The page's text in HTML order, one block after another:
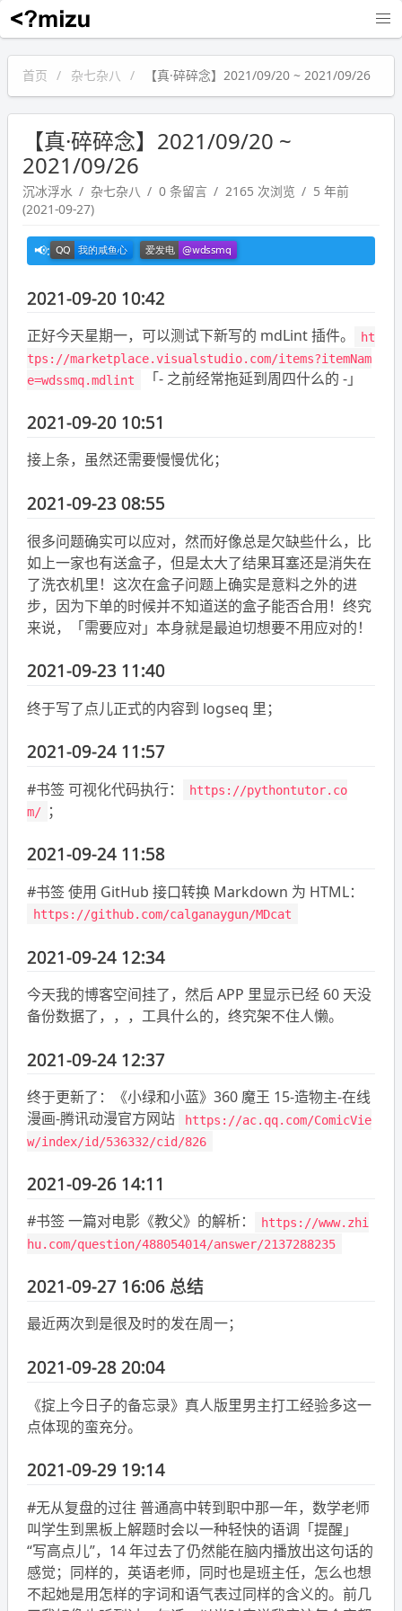
沉冰浮水
首页 杂七杂八 【真·碎碎念】2021/09/20 ~ 2021/09/26
【真·碎碎念】2021/09/20 ~
2021/09/26
沉冰浮水 杂七杂八 0 条留言 2165 次浏览
5 年前
(2021-09-27)
2021-09-20 10:42
正好今天星期一，可以测试下新写的 mdLint 插件。
ht
tps://marketplace.visualstudio.com/items?itemNam
e=wdssmq.mdlint
「- 之前经常拖延到周四什么的 -」
2021-09-20 10:51
接上条，虽然还需要慢慢优化；
2021-09-23 08:55
很多问题确实可以应对，然而好像总是欠缺些什么，比
如上一家也有送盒子，但是太大了结果耳塞还是消失在
了洗衣机里！这次在盒子问题上确实是意料之外的进
步，因为下单的时候并不知道送的盒子能否合用！终究
来说，「需要应对」本身就是最迫切想要不用应对的！
2021-09-23 11:40
终于写了点儿正式的内容到 logseq 里；
2021-09-24 11:57
#书签 可视化代码执行：
https://pythontutor.co
m/
；
2021-09-24 11:58
#书签 使用 GitHub 接口转换 Markdown 为 HTML：
https://github.com/calganaygun/MDcat
2021-09-24 12:34
今天我的博客空间挂了，然后 APP 里显示已经 60 天没
备份数据了，，，工具什么的，终究架不住人懒。
2021-09-24 12:37
终于更新了：《小绿和小蓝》360 魔王 15-造物主-在线
漫画-腾讯动漫官方网站
https://ac.qq.com/ComicVie
w/index/id/536332/cid/826
2021-09-26 14:11
#书签 一篇对电影《教父》的解析：
https://www.zhi
hu.com/question/488054014/answer/2137288235
2021-09-27 16:06 总结
最近两次到是很及时的发在周一；
2021-09-28 20:04
《掟上今日子的备忘录》真人版里男主打工经验多这一
点体现的蛮充分。
2021-09-29 19:14
#无从复盘的过往 普通高中转到职中那一年，数学老师
叫学生到黑板上解题时会以一种轻快的语调「提醒」
“写高点儿”，14 年过去了仍然能在脑内播放出这句话的
感觉；同样的，英语老师，同时也是班主任，怎么也想
不起她是用怎样的字词和语气表过同样的含义的。前几